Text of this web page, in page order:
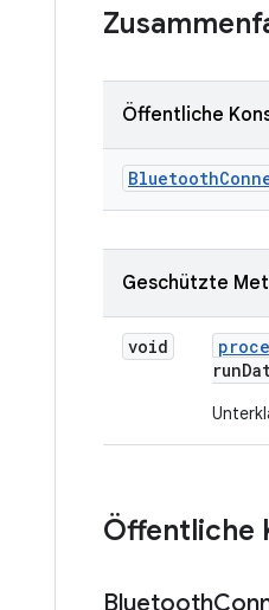
Öffentliche
Bluetooth
Geschützte
void
run
Öffentliche
Bluetooth